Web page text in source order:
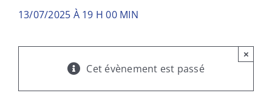
13/07/2025 À 19 H 00 MIN
Cet évènement est passé
×